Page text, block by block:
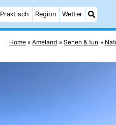
Praktisch Region Wetter
Home Ameland Sehen & tun